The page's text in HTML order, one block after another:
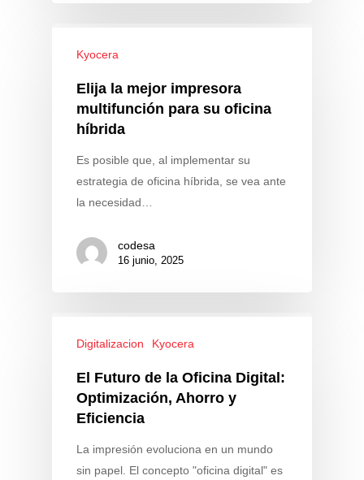
Kyocera
Elija la mejor impresora
multifunción para su oficina
híbrida
Es posible que, al implementar su
estrategia de oficina híbrida, se vea ante
la necesidad…
codesa
16 junio, 2025
Digitalizacion Kyocera
El Futuro de la Oficina Digital:
Optimización, Ahorro y
Eficiencia
La impresión evoluciona en un mundo
sin papel. El concepto "oficina digital" es
Kyocera